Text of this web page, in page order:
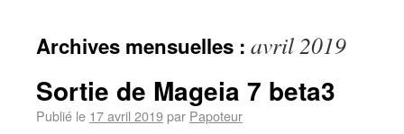
Archives mensuelles : avril 2019
Sortie de Mageia 7 beta3
Publié le 17 avril 2019par Papoteur